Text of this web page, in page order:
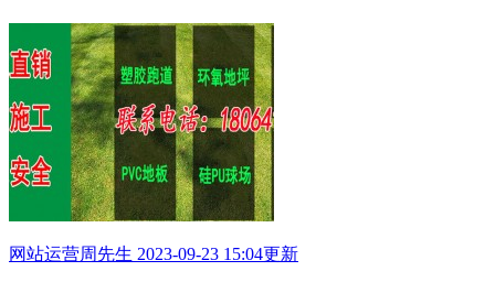
网站运营周先生 2023-09-23 15:04更新